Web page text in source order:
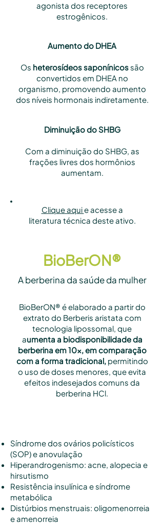
agonista dos receptores
estrogênicos.
Aumento do DHEA
Os heterosídeos saponínicossão
convertidos em DHEA no
organismo, promovendo aumento
dos níveis hormonais indiretamente.
Diminuição do SHBG
Com a diminuição do SHBG, as
frações livres dos hormônios
aumentam.
Clique aquie acesse a
literatura técnica deste ativo.
BioBerON®
A berberina da saúde da mulher
BioBerON® é elaborado a partir do
extrato do Berberis aristata com
tecnologia lipossomal, que
aumenta a biodisponibilidade da
berberina em 10x, em comparação
com a forma tradicional,permitindo
o uso de doses menores, que evita
efeitos indesejados comuns da
berberina HCl.
Síndrome dos ovários policísticos
(SOP) e anovulação
Hiperandrogenismo: acne, alopecia e
hirsutismo
Resistência insulínica e síndrome
metabólica
Distúrbios menstruais: oligomenorreia
e amenorreia